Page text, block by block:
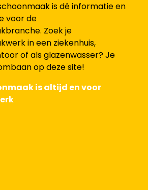
is dé informatie en
voor de
Zoek je
in een ziekenhuis,
of als glazenwasser? Je
op deze site!
is altijd en voor